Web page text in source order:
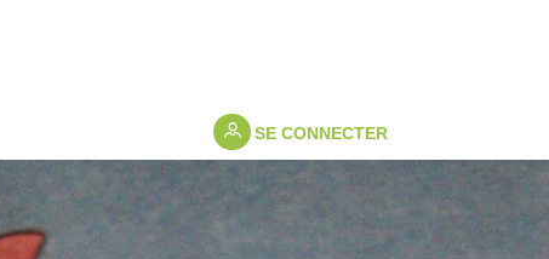
SE CONNECTER